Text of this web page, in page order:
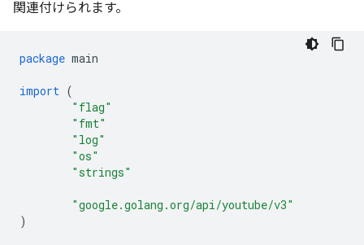
関連付けられます。
package main
import (
"flag"
"fmt"
"log"
"os"
"strings"
"google.golang.org/api/youtube/v3"
)